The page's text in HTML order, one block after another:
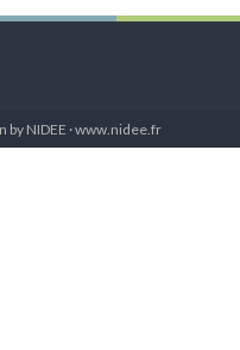
by NIDEE · www.nidee.fr